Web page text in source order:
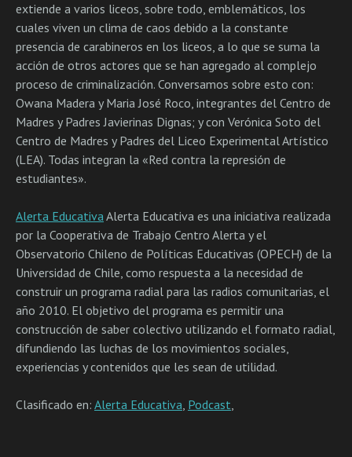
extiende a varios liceos, sobre todo, emblemáticos, los
cuales viven un clima de caos debido a la constante
presencia de carabineros en los liceos, a lo que se suma la
acción de otros actores que se han agregado al complejo
proceso de criminalización. Conversamos sobre esto con:
Owana Madera y Maria José Roco, integrantes del Centro de
Madres y Padres Javierinas Dignas; y con Verónica Soto del
Centro de Madres y Padres del Liceo Experimental Artístico
(LEA). Todas integran la «Red contra la represión de
estudiantes».
Alerta EducativaAlerta Educativa es una iniciativa realizada
por la Cooperativa de Trabajo Centro Alerta y el
Observatorio Chileno de Políticas Educativas (OPECH) de la
Universidad de Chile, como respuesta a la necesidad de
construir un programa radial para las radios comunitarias, el
año 2010. El objetivo del programa es permitir una
construcción de saber colectivo utilizando el formato radial,
difundiendo las luchas de los movimientos sociales,
experiencias y contenidos que les sean de utilidad.
Clasificado en: Alerta Educativa, Podcast,